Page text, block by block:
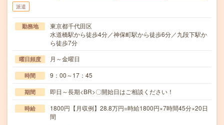
派遣
勤務地
東京都千代田区
水道橋駅から徒歩4分／神保町駅から徒歩6分／九段下駅か
ら徒歩7分
曜日頻度 月～金曜日
時間 9：00～17：45
期間 即日～長期<BR>〇開始日はご相談ください！
時給
1800円【月収例】28.8万円=時給1800円×7時間45分×20日
間